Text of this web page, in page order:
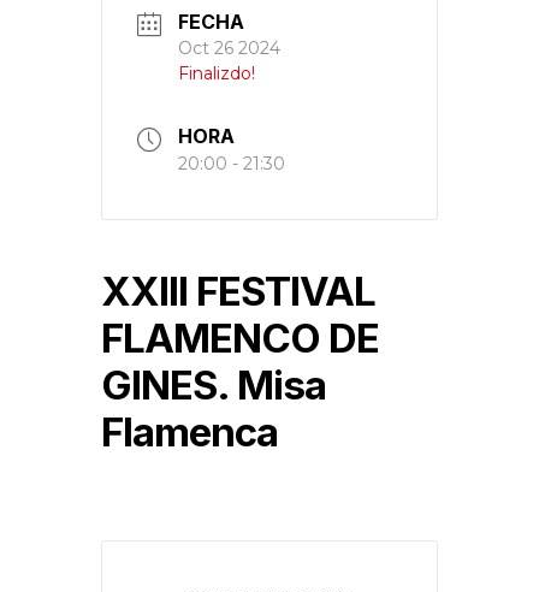
FECHA
Oct 26 2024
Finalizdo!
HORA
20:00 - 21:30
XXIII FESTIVAL
FLAMENCO DE
GINES. Misa
Flamenca